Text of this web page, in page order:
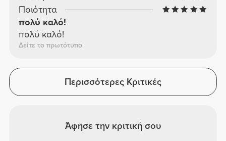
Ποιότητα
πολύ καλό!
πολύ καλό!
Δείτε το πρωτότυπο
Περισσότερες Κριτικές
Άφησε την κριτική σου